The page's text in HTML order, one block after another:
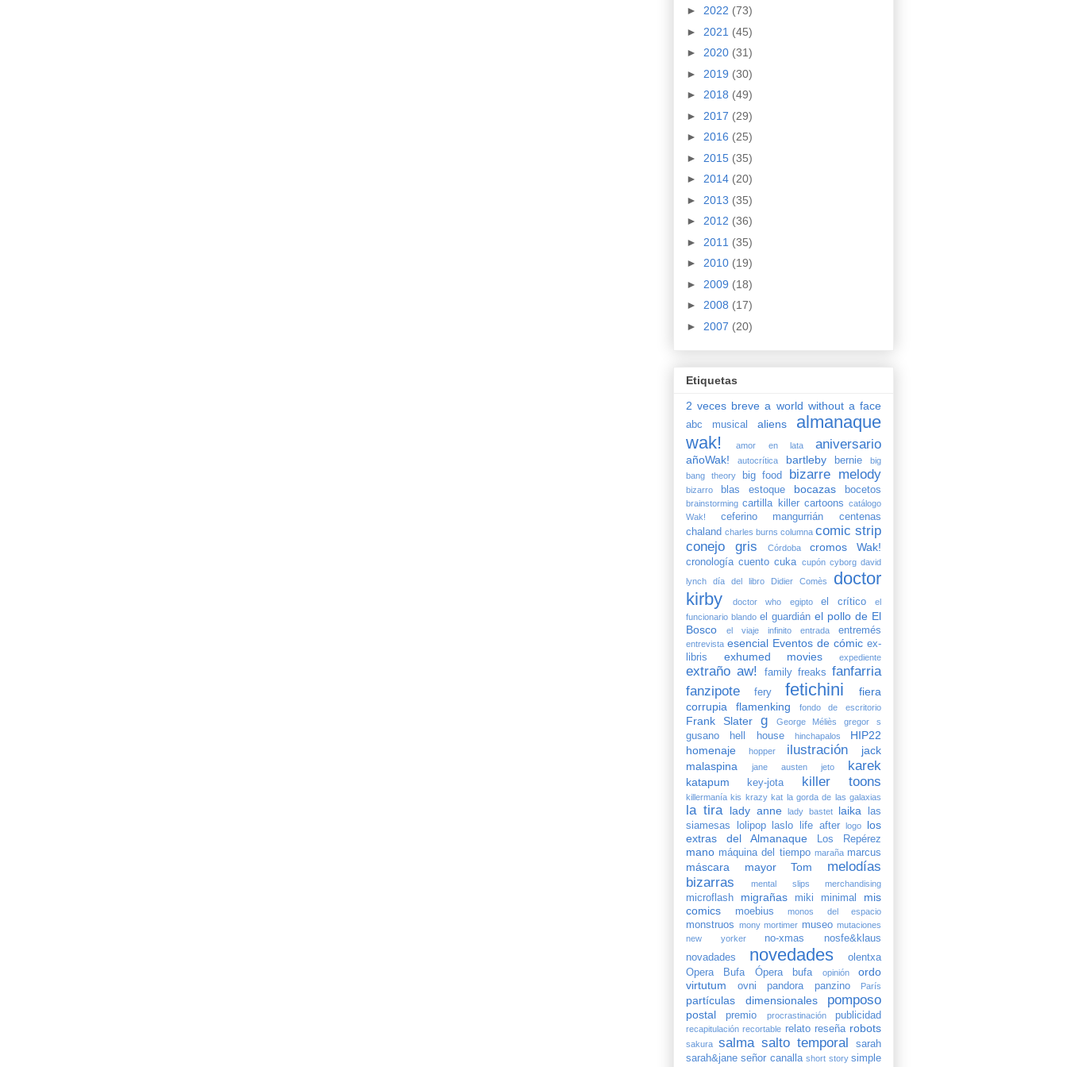
► 2022 (73)
► 2021 (45)
► 2020 (31)
► 2019 (30)
► 2018 (49)
► 2017 (29)
► 2016 (25)
► 2015 (35)
► 2014 (20)
► 2013 (35)
► 2012 (36)
► 2011 (35)
► 2010 (19)
► 2009 (18)
► 2008 (17)
► 2007 (20)
Etiquetas
2 veces breve a world without a face
abc musical aliens
almanaque
wak!
amor en lata aniversario
añoWak! autocrítica bartleby bernie
big
bang theory
big food bizarre melody
bizarro blas estoque bocazas bocetos
brainstorming cartilla killer cartoons catálogo
Wak!
ceferino mangurrián
centenas
chaland charles burns columna comic strip
conejo gris
Córdoba cromos Wak!
cronología cuento cuka cupón cyborg david
lynch
día del libro Didier Comès
doctor
kirby
doctor who egipto el crítico
el
funcionario blando el guardián el pollo de El
Bosco
el viaje infinito entrada entremés
entrevista esencial Eventos de cómic ex-
libris
exhumed movies expediente
extraño aw! family freaks fanfarria
fanzipote
fery fetichini
fiera
corrupia
flamenking fondo de escritorio
Frank Slater g George Méliès gregor s
gusano hell house hinchapalos
HIP22
homenaje
hopper ilustración
jack
malaspina
jane austen jeto karek
katapum key-jota killer toons
killermanía kis krazy kat la gorda de las galaxias
la tira lady anne lady bastet laika
las
siamesas lolipop
laslo life after logo
los
extras del Almanaque
Los Repérez
mano máquina del tiempo maraña marcus
máscara mayor Tom
melodías
bizarras
mental slips merchandising
microflash migrañas miki minimal
mis
comics
moebius monos del espacio
monstruos mony mortimer museo mutaciones
new yorker
no-xmas
nosfe&klaus
novadades
novedades
olentxa
Opera Bufa
Ópera bufa opinión
ordo
virtutum
ovni pandora panzino París
partículas dimensionales pomposo
postal premio procrastinación publicidad
recapitulación recortable relato reseña robots
sakura salma salto temporal
sarah
sarah&jane señor canalla short story simple